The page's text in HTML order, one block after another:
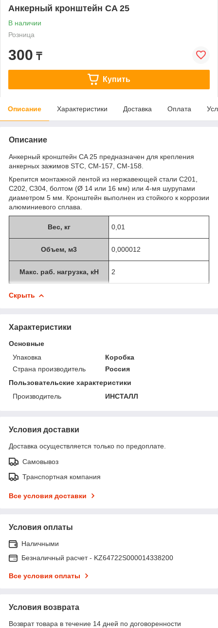
Анкерный кронштейн CA 25
В наличии
Розница
300 ₸
Купить
Описание Характеристики Доставка Оплата
Описание
Анкерный кронштейн CA 25 предназначен для крепления
анкерных зажимов STC, СМ-157, СМ-158.
Крепится монтажной лентой из нержавеющей стали C201,
C202, C304, болтом (Ø 14 или 16 мм) или 4-мя шурупами
диаметром 5 мм. Кронштейн выполнен из стойкого к коррозии
алюминиевого сплава.
Вес, кг 0,01
Объем, м3 0,000012
Макс. раб. нагрузка, кН 2
Скрыть
Характеристики
Основные
Упаковка
Коробка
Страна производитель
Россия
Пользовательские характеристики
Производитель
ИНСТАЛЛ
Условия доставки
Доставка осуществляется только по предоплате.
Самовывоз
Транспортная компания
Все условия доставки
Условия оплаты
Наличными
Безналичный расчет - KZ64722S000014338200
Все условия оплаты
Условия возврата
Возврат товара в течение 14 дней по договоренности